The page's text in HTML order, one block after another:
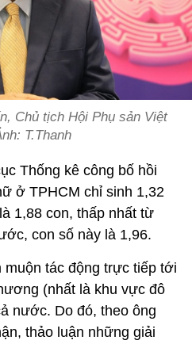
Chủ tịch Hội Phụ sản Việt
T.Thanh
Thống kê công bố hồi
ở TPHCM chỉ sinh 1,32
1,88 con, thấp nhất từ
con số này là 1,96.
tác động trực tiếp tới
(nhất là khu vực đô
nước. Do đó, theo ông
thảo luận những giải